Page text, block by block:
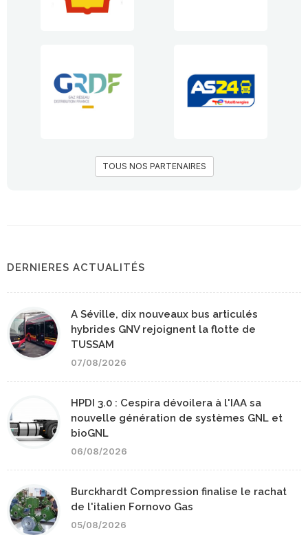
TOUS NOS PARTENAIRES
DERNIERES ACTUALITÉS
A Séville, dix nouveaux bus articulés
hybrides GNV rejoignent la flotte de
TUSSAM
07/08/2026
HPDI 3.0 : Cespira dévoilera à l'IAA sa
nouvelle génération de systèmes GNL et
bioGNL
06/08/2026
Burckhardt Compression finalise le rachat
de l'italien Fornovo Gas
05/08/2026